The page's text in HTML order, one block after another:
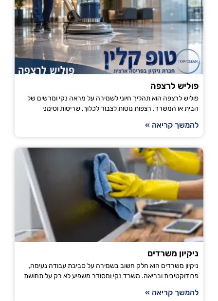
פוליש לרצפה
פוליש לרצפה הוא תהליך חיוני לשמירה על מראה נקי ומרשים של
הבית או המשרד. רצפות נוטות לצבור לכלוך, שריטות וסימני
להמשך קריאה »
ניקיון משרדים
ניקיון משרדים הוא חלק חשוב בשמירה על סביבת עבודה נעימה,
פרודוקטיבית ובריאה. משרד נקי ומסודר משפיע לא רק על תחושת
להמשך קריאה »